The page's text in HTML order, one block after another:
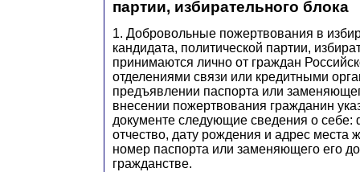
партии, избирательного блока
1. Добровольные пожертвования в
кандидата, политической партии,
принимаются лично от граждан
отделениями связи или кредитными
предъявлении паспорта или
внесении пожертвования гражданин
документе следующие сведения о
отчество, дату рождения и адрес места
номер паспорта или заменяющего его
гражданстве.